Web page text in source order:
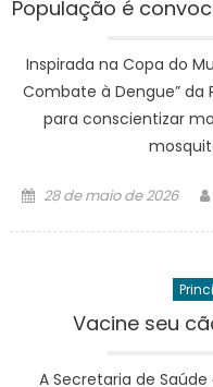
População é
Inspirada na Copa do
Combate à Dengue” da
para conscientizar
Posted
28 de maio de 2026
Vacine seu
A Secretaria de